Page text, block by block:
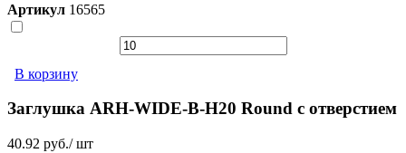
Артикул 16565
В корзину
Заглушка ARH-WIDE-B-H20 Round с отверстием
40.92 руб./ шт